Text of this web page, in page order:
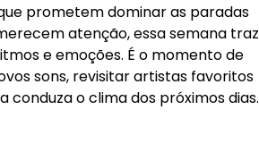
prometem dominar as paradas
atenção, essa semana traz
e emoções. É o momento de
sons, revisitar artistas favoritos
conduza o clima dos próximos dias.